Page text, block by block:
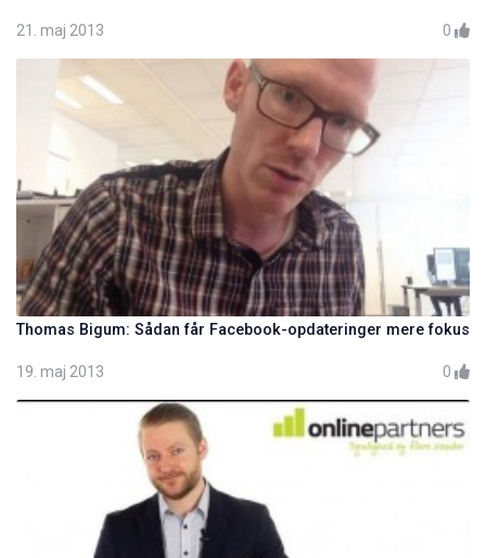
21. maj 2013 0
Thomas Bigum: Sådan får Facebook-opdateringer mere fokus
19. maj 2013 0